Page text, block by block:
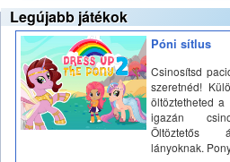
Legújabb játékok
Póni sítlus
Csinosítsd
szeretnéd!
öltöztetheted a
igazán
Öltöztetős
lányoknak.